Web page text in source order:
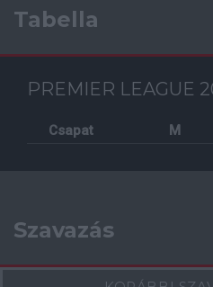
Tabella
PREMIER LEAGUE
Csapat M
Szavazás